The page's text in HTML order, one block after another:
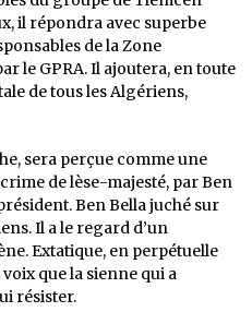
il répondra avec superbe
de la Zone
le GPRA. Il ajoutera, en toute
de tous les Algériens,
sera perçue comme une
de lèse-majesté, par Ben
Ben Bella juché sur
Il a le regard d’un
Extatique, en perpétuelle
que la sienne qui a
résister.